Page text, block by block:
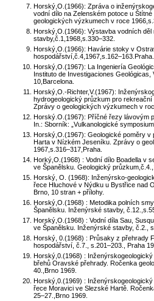
Horský,O.(1966): Zpráva o
vodní dílo na Zelenském potoce u
geologických výzkumech v roce
Horský,O.(1966): Výstavba vodních děl
stavby,č.1,1968,s.330–332.
Horský,O.(1966): Havárie stoky v
hospodářství,č.4,1967,s.162–163.Praha.
Horský,O.(1967): La Ingeniería
Instituto de Investigaciones Geológicas,
10,Barcelona.
Horský,O.-Richter,V.(1967):
hydrogeologický průzkum pro rekreační
Zprávy o geologických výzkumech v
Horský.O.(1967): Příčné řezy lávovým
In.: Sborník: „Vulkanologické
Horský,O.(1967): Geologické poměry v
Harta v Nízkém Jeseníku. Zprávy o
1967,s.316–317,Praha.
Horký,O.(1968) : Vodní dílo Boadella v
ve Španělsku. Geologický
Horský, O. (1968): Inženýrsko-
řece Hluchové v Nýdku u Bystřice nad
Brno, 10 stran + přílohy.
Horský,O.(1968) : Metodika polních
Španělsku. Inženýrské stavby,
Horský,O.(1968) : Vodní díla Sau,
ve Španělsku. Inženýrské stavby, č.2.,
Horský, 0.(1968) : Průsaky z přehrady
hospodářství, č.7., s.201–203., Praha
Horský,0.(1968) :
břehů Oravské přehrady. Ročenka
40.,Brno 1969.
Horský,0.(1969) :
řece Moravici ve Slezské Hartě.
25–27.,Brno 1969.